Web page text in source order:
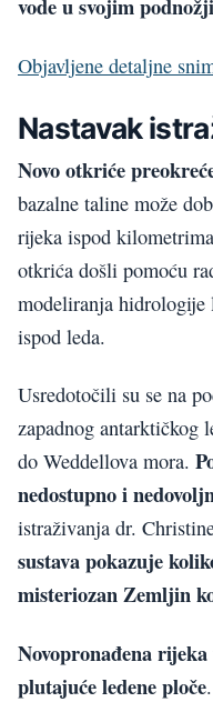
vode u svojim
Objavljene detaljne
Nastavak
Novo otkriće
bazalne taline može
rijeka ispod
otkrića došli pomoću
modeliranja hidrologije
ispod leda.
Usredotočili su se na
zapadnog antarktičkog
do Weddellova mora.
nedostupno i
istraživanja dr.
sustava pokazuje
misteriozan Zemljin
Novopronađena
plutajuće ledene ploče